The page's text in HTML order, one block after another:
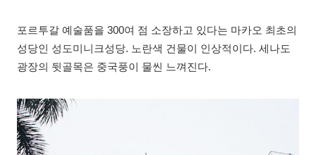
포르투갈 예술품을 300여 점 소장하고 있다는 마카오 최초의
성당인 성도미니크성당. 노란색 건물이 인상적이다. 세나도
광장의 뒷골목은 중국풍이 물씬 느껴진다.